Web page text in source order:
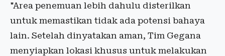
"Area penemuan lebih dahulu disterilkan
untuk memastikan tidak ada potensi bahaya
lain. Setelah dinyatakan aman, Tim Gegana
menyiapkan lokasi khusus untuk melakukan